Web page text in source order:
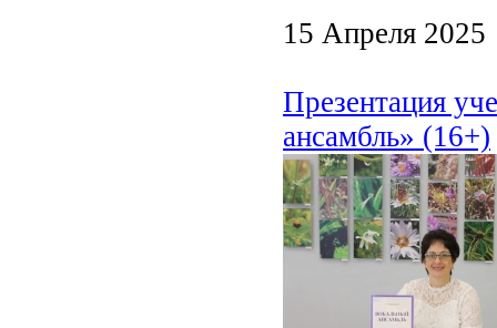
15 Апреля 2025
Презентация
ансамбль» (16+)